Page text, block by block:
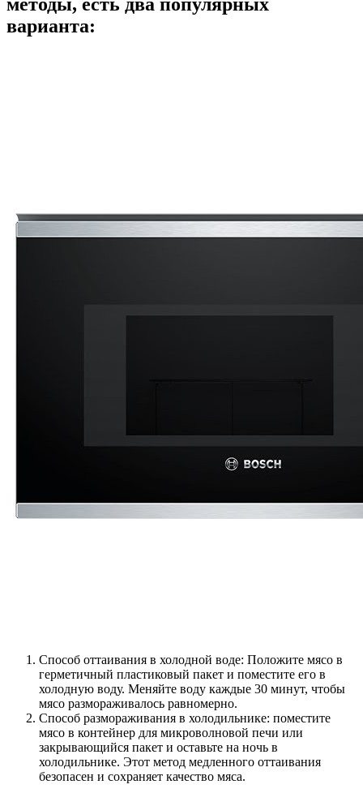
варианта:
Способ оттаивания в холодной воде: Положите мясо в
герметичный пластиковый пакет и поместите его в
холодную воду. Меняйте воду каждые 30 минут, чтобы
мясо размораживалось равномерно.
Способ размораживания в холодильнике: поместите
мясо в контейнер для микроволновой печи или
закрывающийся пакет и оставьте на ночь в
холодильнике. Этот метод медленного оттаивания
безопасен и сохраняет качество мяса.